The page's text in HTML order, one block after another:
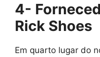
4-
Rick Shoes
Em quarto lugar do